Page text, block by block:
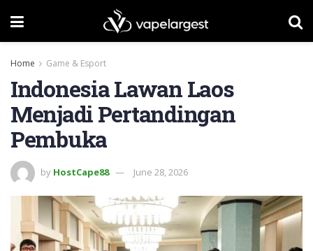
Home Game & Esport
Indonesia Lawan Laos
Menjadi Pertandingan
Pembuka
by HostCape88 June 28, 2026